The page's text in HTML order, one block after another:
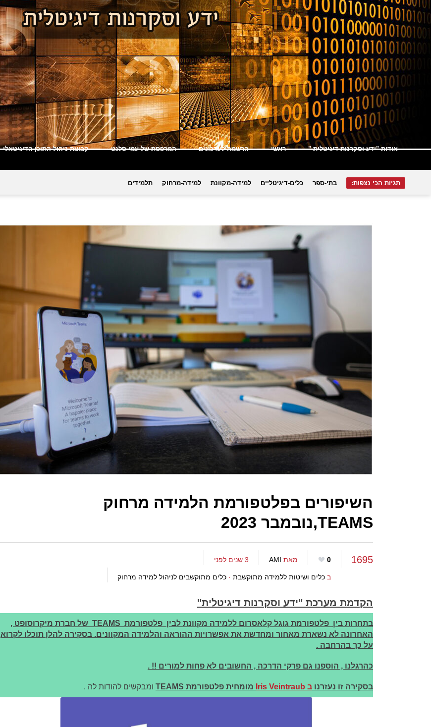
אודות "ידע וסקרנות דיגיטלית " ראשי הרשמה לעדכונים המרפסת של עמי סלנט קבוצת ניהול התוכן הדיגיטאלי
תגיות הכי נצפות: בתי-ספר כלים-דיגיטליים למידה-מקוונת למידה-מרחוק תלמידים
השיפורים בפלטפורמת הלמידה מרחוק
TEAMS,נובמבר 2023
1695
0 מאת AMI 3 שנים לפני
ב כלים ושיטות ללמידה מתוקשבת · כלים מתוקשבים לניהול למידה מרחוק
הקדמת מערכת "ידע וסקרנות דיגיטלית"
בתחרות בין פלטפורמת גוגל קלאסרום ללמידה מקוונת לבין פלטפורמת TEAMS של חברת מיקרוסופט ,
האחרונה לא נשארת מאחור ומחדשת את אפשרויות ההוראה והלמידה המקוונים. בסקירה להלן תוכלו לקרוא
על כך בהרחבה .
כהרגלנו , הוספנו גם פרקי הדרכה , החשובים לא פחות למורים !! .
בסקירה זו נעזרנו ב Iris Veintrau b מומחית פלטפורמת TEAMS ומבקשים להודות לה .